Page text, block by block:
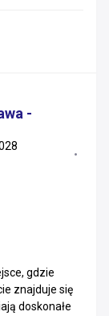
-
gdzie
znajduje się
doskonałe